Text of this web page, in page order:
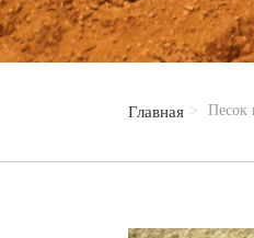
Главная Песок